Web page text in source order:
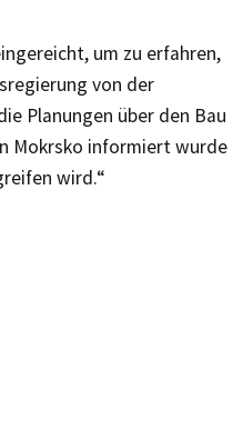
um zu erfahren,
von der
Planungen über den Bau
Mokrsko informiert wurde
wird.“